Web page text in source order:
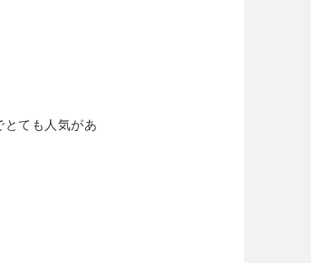
とても人気があ